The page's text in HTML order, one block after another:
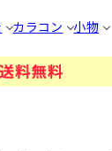
カラコン 小物